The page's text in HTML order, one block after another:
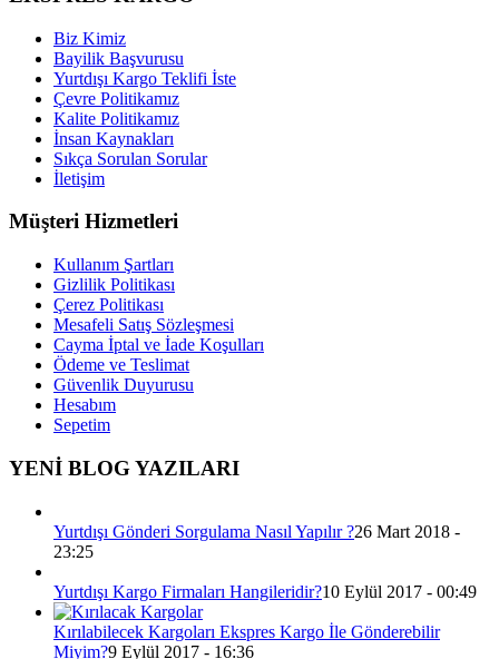
Biz Kimiz
Bayilik Başvurusu
Yurtdışı Kargo Teklifi İste
Çevre Politikamız
Kalite Politikamız
İnsan Kaynakları
Sıkça Sorulan Sorular
İletişim
Müşteri Hizmetleri
Kullanım Şartları
Gizlilik Politikası
Çerez Politikası
Mesafeli Satış Sözleşmesi
Cayma İptal ve İade Koşulları
Ödeme ve Teslimat
Güvenlik Duyurusu
Hesabım
Sepetim
YENİ BLOG YAZILARI
Yurtdışı Gönderi Sorgulama Nasıl Yapılır ?26 Mart 2018 -
23:25
Yurtdışı Kargo Firmaları Hangileridir?10 Eylül 2017 - 00:49
Kırılabilecek Kargoları Ekspres Kargo İle Gönderebilir
Miyim?9 Eylül 2017 - 16:36